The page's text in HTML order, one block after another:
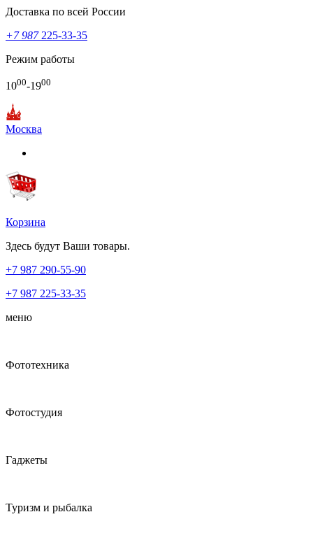
Доставка по всей России
+7 987225-33-35
Режим работы
1000-1900
Москва
Корзина
Здесь будут Ваши товары.
+7 987 290-55-90
+7 987 225-33-35
меню
Фототехника
Фотостудия
Гаджеты
Туризм и рыбалка